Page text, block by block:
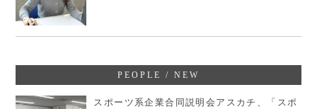
PEOPLE / NEW
スポーツ系企業合同説明会アスカチ、「スポ